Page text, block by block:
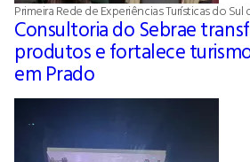
Primeira Rede de Experiências Turísticas do Sul
Consultoria do Sebrae
produtos e fortalece
em Prado